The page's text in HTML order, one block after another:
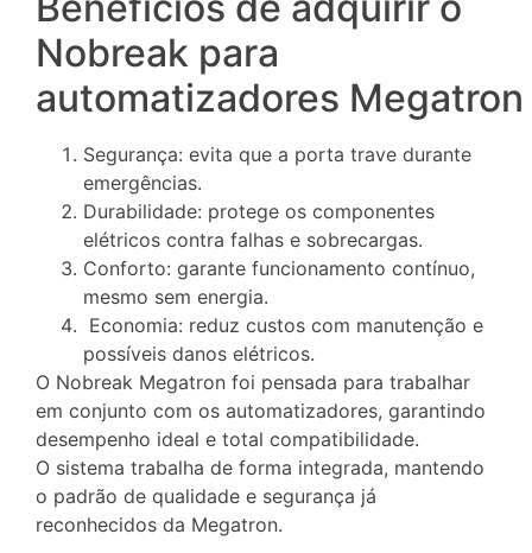
Nobreak para
automatizadores Megatron
Segurança: evita que a porta trave durante
emergências.
Durabilidade: protege os componentes
elétricos contra falhas e sobrecargas.
Conforto: garante funcionamento contínuo,
mesmo sem energia.
Economia: reduz custos com manutenção e
possíveis danos elétricos.
O Nobreak Megatron foi pensada para trabalhar
em conjunto com os automatizadores, garantindo
desempenho ideal e total compatibilidade.
O sistema trabalha de forma integrada, mantendo
o padrão de qualidade e segurança já
reconhecidos da Megatron.